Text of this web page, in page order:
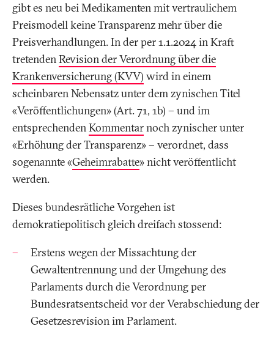
gibt es neu bei Medikamenten mit vertraulichem
Preismodell keine Transparenz mehr über die
Preisverhandlungen. In der per 1.1.2024 in Kraft
tretendenRevision der Verordnung über die
Krankenversicherung (KVV) wird in einem
scheinbaren Nebensatz unter dem zynischen Titel
«Veröffentlichungen» (Art. 71, 1b) – und im
entsprechendenKommentarnoch zynischer unter
«Erhöhung der Transparenz» – verordnet, dass
sogenannte «Geheimrabatte» nicht veröffentlicht
werden.
Dieses bundesrätliche Vorgehen ist
demokratiepolitisch gleich dreifach stossend:
Erstens wegen der Missachtung der
Gewaltentrennung und der Umgehung des
Parlaments durch die Verordnung per
Bundesratsentscheid vor der Verabschiedung der
Gesetzesrevision im Parlament.